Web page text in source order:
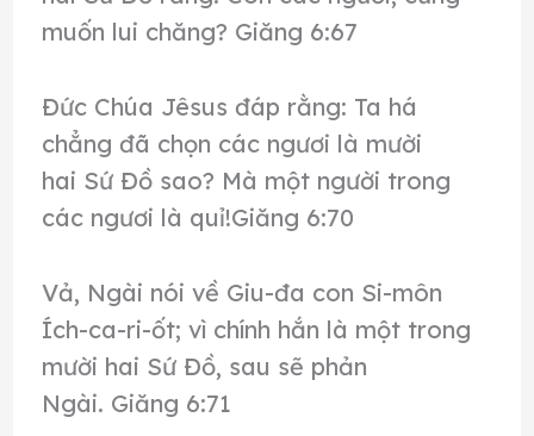
muốn lui chăng? Giăng 6:67
Đức Chúa Jêsus đáp rằng: Ta há
chẳng đã chọn các ngươi là mười
hai Sứ Đồ sao? Mà một người trong
các ngươi là quỉ!Giăng 6:70
Vả, Ngài nói về Giu-đa con Si-môn
Ích-ca-ri-ốt; vì chính hắn là một trong
mười hai Sứ Đồ, sau sẽ phản
Ngài. Giăng 6:71